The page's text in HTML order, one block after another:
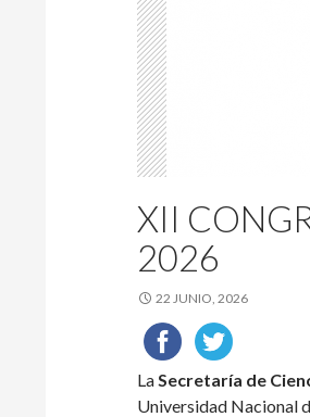
XII
2026
22 JUNIO, 2026
LaSecretaría de
Universidad Nacional